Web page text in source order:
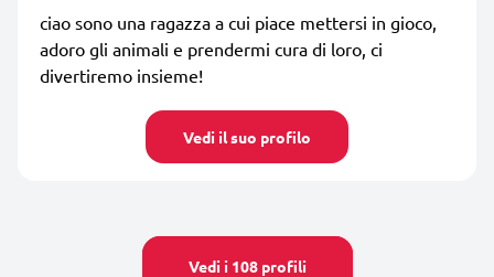
ciao sono una ragazza a cui piace mettersi in gioco,
adoro gli animali e prendermi cura di loro, ci
divertiremo insieme!
Vedi il suo profilo
Vedi i 108 profili